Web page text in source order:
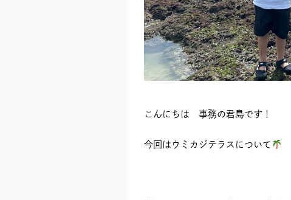
こんにちは 事務の君島です！
今回はウミカジテラスについて